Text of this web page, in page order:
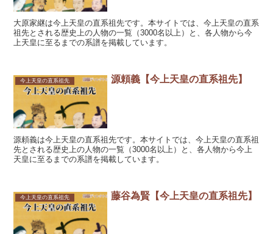
大原家継は今上天皇の直系祖先です。本サイトでは、今上天皇の直系
祖先とされる歴史上の人物の一覧（3000名以上）と、各人物から今
上天皇に至るまでの系譜を掲載しています。
今上天皇の直系祖先 源頼義【今上天皇の直系祖先】
源頼義は今上天皇の直系祖先です。本サイトでは、今上天皇の直系祖
先とされる歴史上の人物の一覧（3000名以上）と、各人物から今上
天皇に至るまでの系譜を掲載しています。
今上天皇の直系祖先 藤谷為賢【今上天皇の直系祖先】